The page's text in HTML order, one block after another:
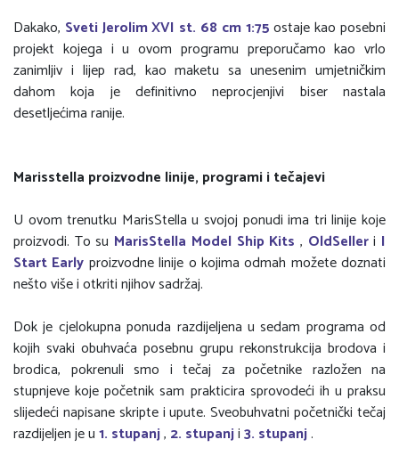
Dakako, Sveti Jerolim XVI st. 68 cm 1:75 ostaje kao posebni
projekt kojega i u ovom programu preporučamo kao vrlo
zanimljiv i lijep rad, kao maketu sa unesenim umjetničkim
dahom koja je definitivno neprocjenjivi biser nastala
desetljećima ranije.
Marisstella proizvodne linije, programi i tečajevi
U ovom trenutku MarisStella u svojoj ponudi ima tri linije koje
proizvodi. To su MarisStella Model Ship Kits , OldSeller i I
Start Early proizvodne linije o kojima odmah možete doznati
nešto više i otkriti njihov sadržaj.
Dok je cjelokupna ponuda razdijeljena u sedam programa od
kojih svaki obuhvaća posebnu grupu rekonstrukcija brodova i
brodica, pokrenuli smo i tečaj za početnike razložen na
stupnjeve koje početnik sam prakticira sprovodeći ih u praksu
slijedeći napisane skripte i upute. Sveobuhvatni početnički tečaj
razdijeljen je u1. stupanj, 2. stupanji3. stupanj.